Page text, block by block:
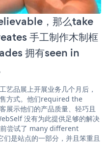
，那么take
手工制作木制框
拥有seen in
品展上开展业务几个月后，
方式。他们required the
展示他们的产品质量、轻巧且
没有为此提供足够的解决
尝试了 many different
是站点的一部分，并且笨重且